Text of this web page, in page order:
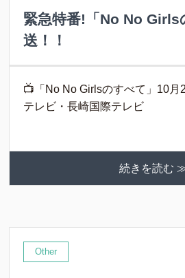
緊急特番!「No No Girls
送！！
📺「No No Girlsのすべて」10月
テレビ・長崎国際テレビ
続きを読む
Other